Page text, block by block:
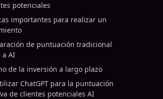
potenciales
importantes para realizar un
de puntuación tradicional
a AI
de la inversión a largo plazo
ChatGPT para la puntuación
de clientes potenciales AI